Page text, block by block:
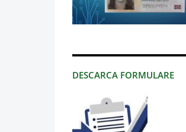
DESCARCA FORMULARE